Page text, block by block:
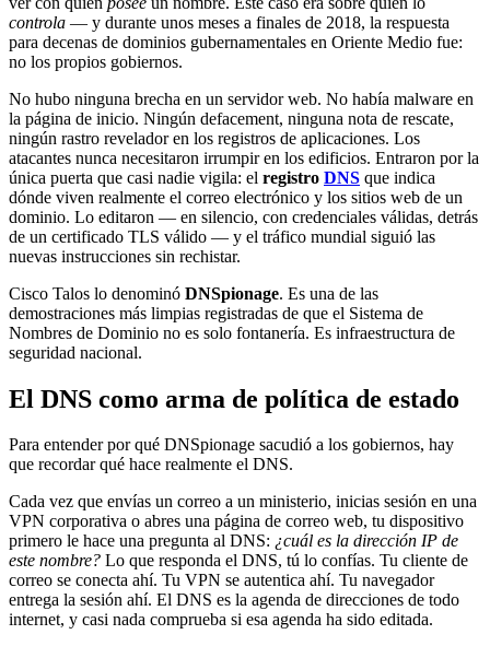
controla — y durante unos meses a finales de 2018, la respuesta
para decenas de dominios gubernamentales en Oriente Medio fue:
no los propios gobiernos.
No hubo ninguna brecha en un servidor web. No había malware en
la página de inicio. Ningún defacement, ninguna nota de rescate,
ningún rastro revelador en los registros de aplicaciones. Los
atacantes nunca necesitaron irrumpir en los edificios. Entraron por la
única puerta que casi nadie vigila: el registro DNS que indica
dónde viven realmente el correo electrónico y los sitios web de un
dominio. Lo editaron — en silencio, con credenciales válidas, detrás
de un certificado TLS válido — y el tráfico mundial siguió las
nuevas instrucciones sin rechistar.
Cisco Talos lo denominó DNSpionage. Es una de las
demostraciones más limpias registradas de que el Sistema de
Nombres de Dominio no es solo fontanería. Es infraestructura de
seguridad nacional.
El DNS como arma de política de estado
Para entender por qué DNSpionage sacudió a los gobiernos, hay
que recordar qué hace realmente el DNS.
Cada vez que envías un correo a un ministerio, inicias sesión en una
VPN corporativa o abres una página de correo web, tu dispositivo
primero le hace una pregunta al DNS: ¿cuál es la dirección IP de
este nombre? Lo que responda el DNS, tú lo confías. Tu cliente de
correo se conecta ahí. Tu VPN se autentica ahí. Tu navegador
entrega la sesión ahí. El DNS es la agenda de direcciones de todo
internet, y casi nada comprueba si esa agenda ha sido editada.